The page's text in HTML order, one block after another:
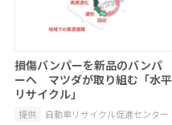
損傷バンパーを新品のバンパ
ーへ マツダが取り組む「水平
リサイクル」
提供 自動車リサイクル促進センター